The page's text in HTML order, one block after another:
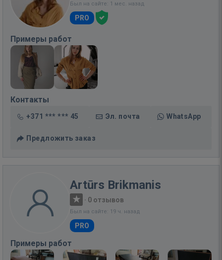
Был на сайте: 1 мес. назад
PRO
Примеры работ
Контакты
+371 *** *** 45 Эл. почта WhatsApp
Предложить заказ
Artūrs Brikmanis
· 0 отзывов
Был на сайте: 19 ч. назад
PRO
Примеры работ